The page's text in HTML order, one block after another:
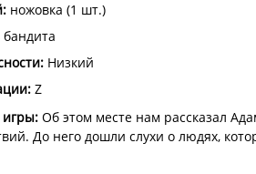
: ножовка (1 шт.)
бандита
: Низкий
Z
Об этом месте нам рассказал
До него дошли слухи о людях,